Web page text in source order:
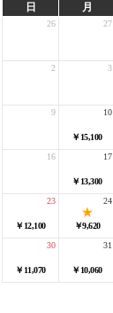
日 月
26 27
2 3
9
￥15,100
10
16
￥13,300
17
￥12,100
23
￥9,620
24
￥11,070
30
￥10,060
31